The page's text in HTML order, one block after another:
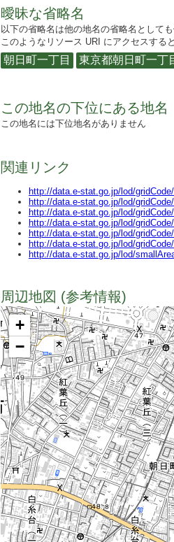
曖昧な省略名
以下の省略名は他の地名の省略名として
このようなリソース URI にアクセスすると
朝日町一丁目 東京都朝日町一丁
この地名の下位にある地名
この地名には下位地名がありません
関連リンク
http://data.e-stat.go.jp/lod/
http://data.e-stat.go.jp/lod/gridCode/
http://data.e-stat.go.jp/lod/
http://data.e-stat.go.jp/lod/
http://data.e-stat.go.jp/lod/
http://data.e-stat.go.jp/lod/
http://data.e-stat.go.jp/lod/
周辺地図 (参考情報)
+
−